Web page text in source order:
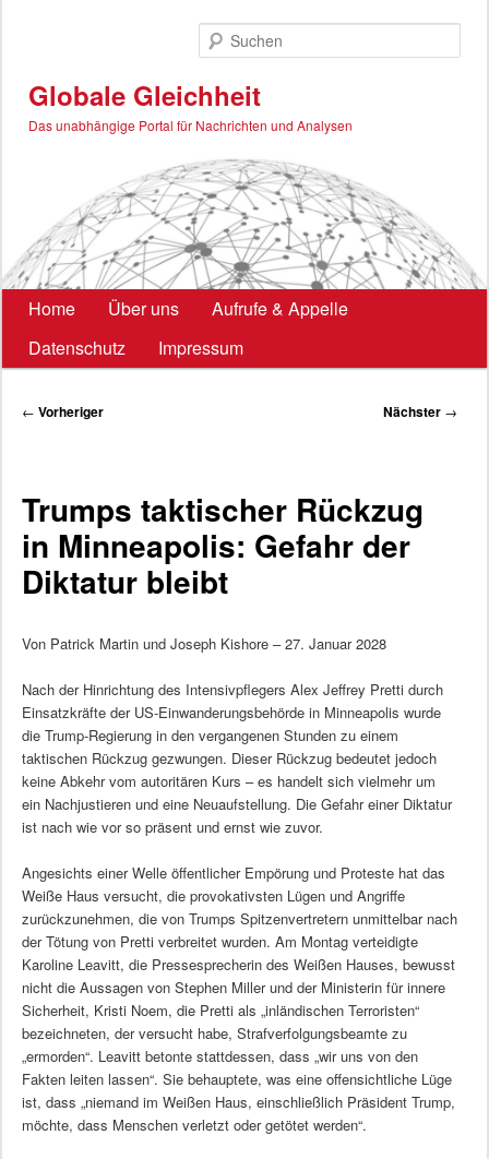
Globale Gleichheit
Das unabhängige Portal für Nachrichten und Analysen
Hauptmenü
Home Über uns
Aufrufe & Appelle
Datenschutz
Impressum
Beitragsnavigation
← Vorheriger Nächster →
Trumps taktischer Rückzug
in Minneapolis: Gefahr der
Diktatur bleibt
Von Patrick Martin und Joseph Kishore – 27. Januar 2028
Nach der Hinrichtung des Intensivpflegers Alex Jeffrey Pretti durch
Einsatzkräfte der US-Einwanderungsbehörde in Minneapolis wurde
die Trump-Regierung in den vergangenen Stunden zu einem
taktischen Rückzug gezwungen. Dieser Rückzug bedeutet jedoch
keine Abkehr vom autoritären Kurs – es handelt sich vielmehr um
ein Nachjustieren und eine Neuaufstellung. Die Gefahr einer Diktatur
ist nach wie vor so präsent und ernst wie zuvor.
Angesichts einer Welle öffentlicher Empörung und Proteste hat das
Weiße Haus versucht, die provokativsten Lügen und Angriffe
zurückzunehmen, die von Trumps Spitzenvertretern unmittelbar nach
der Tötung von Pretti verbreitet wurden. Am Montag verteidigte
Karoline Leavitt, die Pressesprecherin des Weißen Hauses, bewusst
nicht die Aussagen von Stephen Miller und der Ministerin für innere
Sicherheit, Kristi Noem, die Pretti als „inländischen Terroristen“
bezeichneten, der versucht habe, Strafverfolgungsbeamte zu
„ermorden“. Leavitt betonte stattdessen, dass „wir uns von den
Fakten leiten lassen“. Sie behauptete, was eine offensichtliche Lüge
ist, dass „niemand im Weißen Haus, einschließlich Präsident Trump,
möchte, dass Menschen verletzt oder getötet werden“.